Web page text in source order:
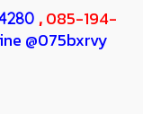
,085-194-
@075bxrvy